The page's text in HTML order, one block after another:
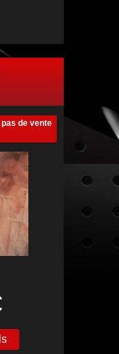
pas de vente